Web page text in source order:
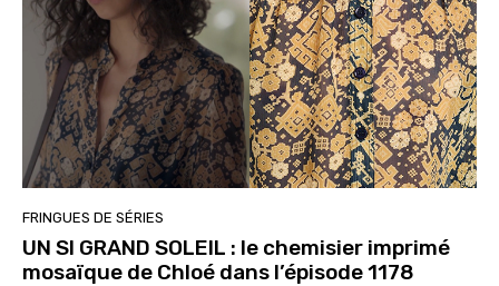
FRINGUES DE SÉRIES
UN SI GRAND SOLEIL : le chemisier imprimé
mosaïque de Chloé dans l’épisode 1178